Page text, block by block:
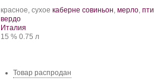
красное, сухое .каберне совиньон ,мерло ,пти
вердо.
Регион:
Италия
Крепость
15 %. Объем
0.75 л
Товар распродан